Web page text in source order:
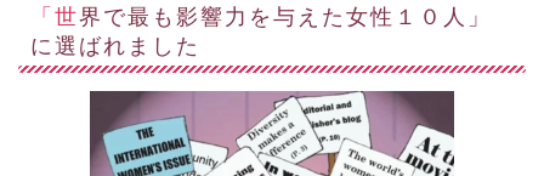
「世界で最も影響力を与えた女性１０人」
に選ばれました